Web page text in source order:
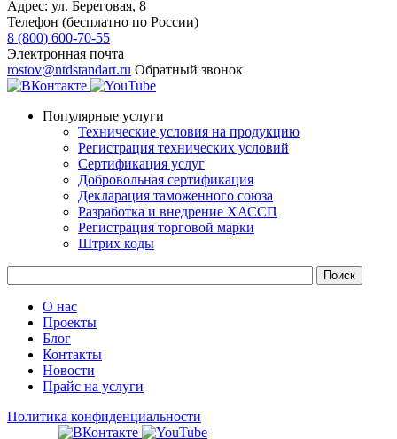
Адрес: ул. ​Береговая, 8
Телефон (бесплатно по России)
8 (800) 600-70-55
Электронная почта
rostov@ntdstandart.ru Обратный звонок
Популярные услуги
Технические условия на продукцию
Регистрация технических условий
Сертификация услуг
Добровольная сертификация
Декларация таможенного союза
Разработка и внедрение ХАССП
Регистрация торговой марки
Штрих коды
О нас
Проекты
Блог
Контакты
Новости
Прайс на услуги
Политика конфиденциальности